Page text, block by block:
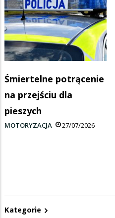
Śmiertelne potrącenie
na przejściu dla
pieszych
MOTORYZACJA 27/07/2026
Kategorie